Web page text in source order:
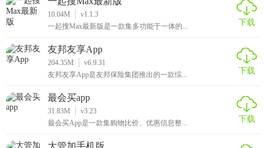
10.04M
v1.1.3
一起搜Max最新版是一款集多功能于一体的...
下载
友邦友享App
204.35M
v6.9.31
友邦友享App是友邦保险集团推出的一款综...
下载
最会买app
31.83M
v3.23
最会买App是一款集购物比价、优惠信息整...
下载
大管加手机版